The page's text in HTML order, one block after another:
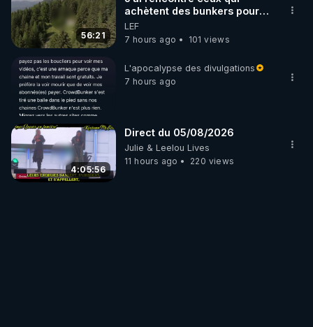
56:21
achètent des bunkers pour
survivre à la fin du monde
LEF
7 hours ago
101 views
L'apocalypse des divulgations
7 hours ago
4:05:56
Direct du 05/08/2026
Julie & Leelou Lives
11 hours ago
220 views